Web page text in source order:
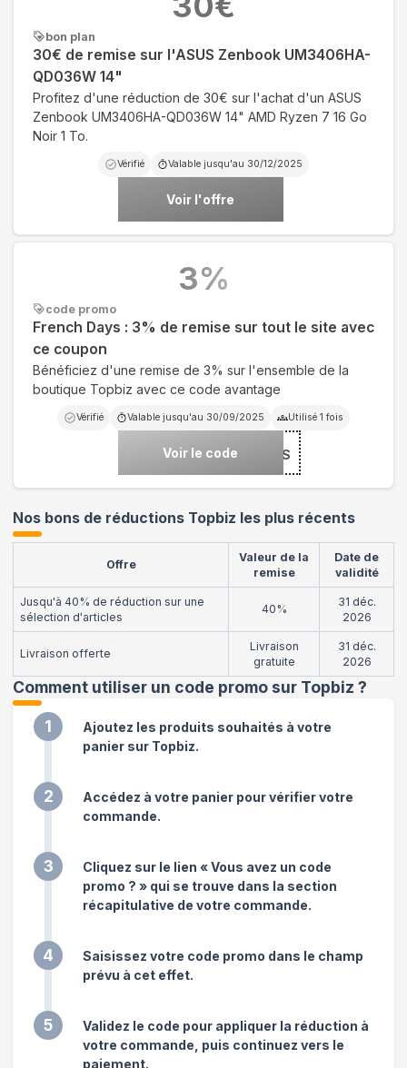
bon plan
30€ de remise sur l'ASUS Zenbook UM3406HA-
QD036W 14"
Profitez d'une réduction de 30€ sur l'achat d'un ASUS
Zenbook UM3406HA-QD036W 14" AMD Ryzen 7 16 Go
Noir 1 To.
Vérifié Valable jusqu'au 30/12/2025
Voir l'offre
code promo
French Days : 3% de remise sur tout le site avec
ce coupon
Bénéficiez d'une remise de 3% sur l'ensemble de la
boutique Topbiz avec ce code avantage
Vérifié Valable jusqu'au 30/09/2025 Utilisé 1 fois
Voir le code***DAYS
3%
Nos bons de réductions Topbiz les plus récents
Offre
Valeur de la
remise
Date de
validité
Jusqu'à 40% de réduction sur une
sélection d'articles
40%
31 déc.
2026
Livraison offerte
Livraison
gratuite
31 déc.
2026
Comment utiliser un code promo sur Topbiz ?
1
Ajoutez les produits souhaités à votre
panier sur Topbiz.
2
Accédez à votre panier pour vérifier votre
commande.
3
Cliquez sur le lien « Vous avez un code
promo ? » qui se trouve dans la section
récapitulative de votre commande.
4
Saisissez votre code promo dans le champ
prévu à cet effet.
5
Validez le code pour appliquer la réduction à
votre commande, puis continuez vers le
paiement.